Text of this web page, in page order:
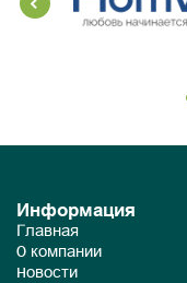
Информация
Главная
О компании
Новости